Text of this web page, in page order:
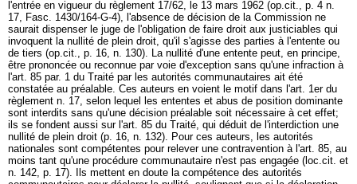
l'entrée en vigueur du règlement 17/62, le 13 mars 1962 (op.cit., p. 4 n.
17, Fasc. 1430/164-G-4), l'absence de décision de la Commission ne
saurait dispenser le juge de l'obligation de faire droit aux justiciables qui
invoquent la nullité de plein droit, qu'il s'agisse des parties à l'entente ou
de tiers (op.cit., p. 16, n. 130). La nullité d'une entente peut, en principe,
être prononcée ou reconnue par voie d'exception sans qu'une infraction à
l'art. 85 par. 1 du Traité par les autorités communautaires ait été
constatée au préalable. Ces auteurs en voient le motif dans l'art. 1er du
règlement n. 17, selon lequel les ententes et abus de position dominante
sont interdits sans qu'une décision préalable soit nécessaire à cet effet;
ils se fondent aussi sur l'art. 85 du Traité, qui déduit de l'interdiction une
nullité de plein droit (p. 16, n. 132). Pour ces auteurs, les autorités
nationales sont compétentes pour relever une contravention à l'art. 85, au
moins tant qu'une procédure communautaire n'est pas engagée (loc.cit. et
n. 142, p. 17). Ils mettent en doute la compétence des autorités